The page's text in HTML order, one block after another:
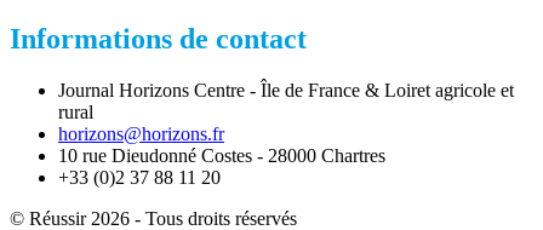
Informations de contact
Journal Horizons Centre - Île de France & Loiret agricole et
rural
horizons@horizons.fr
10 rue Dieudonné Costes - 28000 Chartres
+33 (0)2 37 88 11 20
© Réussir 2026 - Tous droits réservés